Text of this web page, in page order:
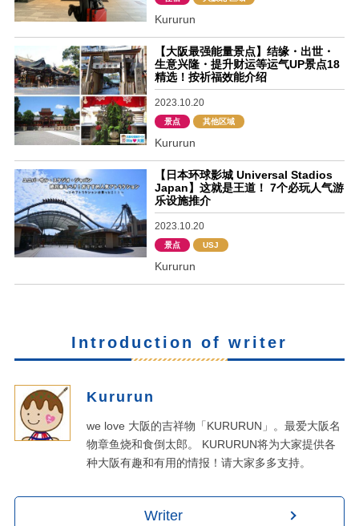
Kururun
【大阪最强能量景点】结缘・出世・
生意兴隆・提升财运等运气UP景点18
精选！按祈福效能介绍
2023.10.20
景点 其他区域
Kururun
【日本环球影城 Universal Stadios
Japan】这就是王道！ 7个必玩人气游
乐设施推介
2023.10.20
景点 USJ
Kururun
Introduction of writer
Kururun
we love 大阪的吉祥物「KURURUN」。最爱大阪名
物章鱼烧和食倒太郎。 KURURUN将为大家提供各
种大阪有趣和有用的情报！请大家多多支持。
Writer